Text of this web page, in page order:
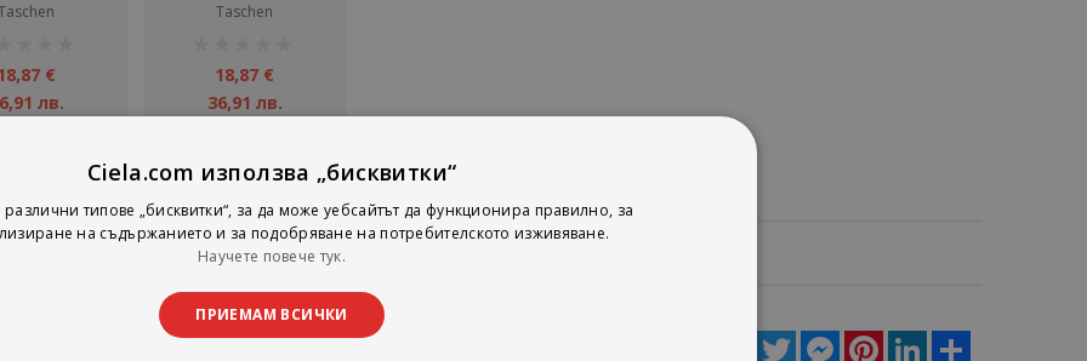
€
лв.
Taschen
18,87 €
36,91 лв.
Покажи
Facebook
Twitter MessengerPinterestLinkedIn
Ciela.com използва „бисквитки“
типове „бисквитки“, за да може уебсайтът да функционира правилно, за
на съдържанието и за подобряване на потребителското изживяване.
Научете повече тук.
ПРИЕМАМ ВСИЧКИ